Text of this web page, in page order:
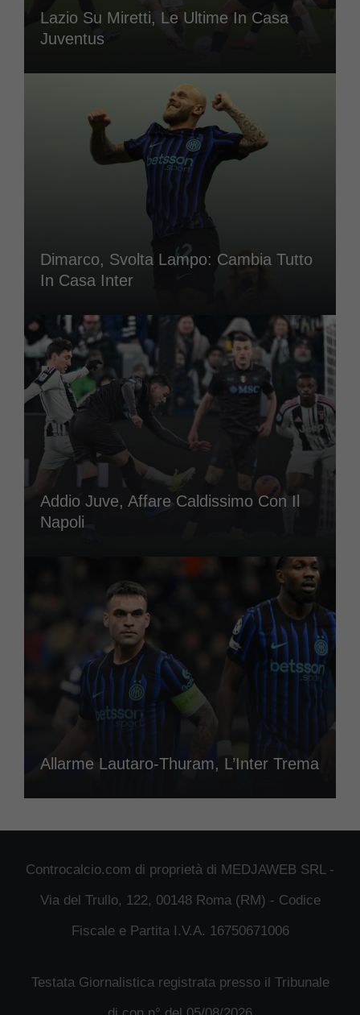
Lazio Su Miretti, Le Ultime In Casa
Juventus
Dimarco, Svolta Lampo: Cambia Tutto
In Casa Inter
Addio Juve, Affare Caldissimo Con Il
Napoli
Allarme Lautaro-Thuram, L’Inter Trema
Controcalcio.com di proprietà di MEDJAWEB SRL -
Via del Trullo, 122, 00148 Roma (RM) - Codice
Fiscale e Partita I.V.A. 16750671006
Testata Giornalistica registrata presso il Tribunale